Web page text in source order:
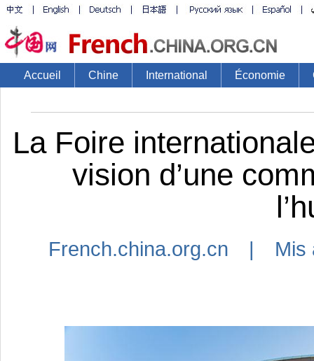
Accueil Chine International Économie
La Foire
vision d’une
French.china.org.cn |